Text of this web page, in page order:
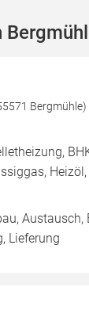
Bergmühle)
Lieferung